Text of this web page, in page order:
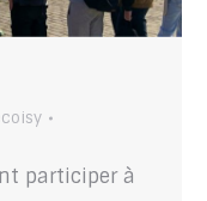
participer à